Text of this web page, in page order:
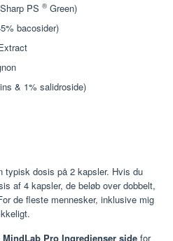
PS ® Green)
bacosider)
& 1% salidroside)
typisk dosis på 2 kapsler. Hvis du
af 4 kapsler, de beløb over dobbelt,
de fleste mennesker, inklusive mig
MindLab Pro Ingredienser side for